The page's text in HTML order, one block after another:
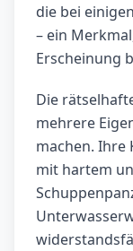
die bei
– ein
Erscheinung
Die
mehrere
machen. Ihre
mit hartem